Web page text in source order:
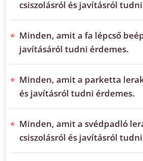
csiszolásról és javításról
Minden, amit a fa lépcső
javításáról tudni érdemes.
Minden, amit a parketta
és javításról tudni érdemes.
Minden, amit a svédpadló
csiszolásról és javításról